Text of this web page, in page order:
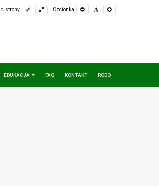
strony
Fixed
layout
Wide
layout
Czcionka
Set
SmallerDefault
Set
Larger
EDUKACJA FAQ KONTAKT RODO